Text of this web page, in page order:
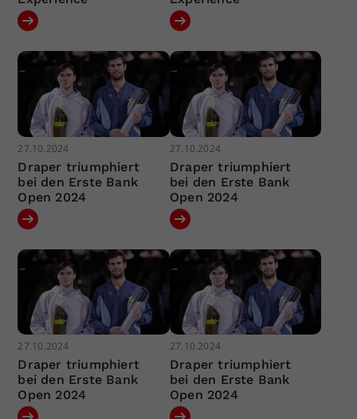
27.10.2024
Draper triumphiert
bei den Erste Bank
Open 2024
27.10.2024
Draper triumphiert
bei den Erste Bank
Open 2024
27.10.2024
Draper triumphiert
bei den Erste Bank
Open 2024
27.10.2024
Draper triumphiert
bei den Erste Bank
Open 2024